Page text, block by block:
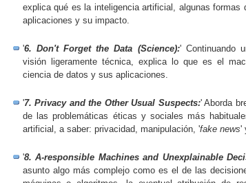
explica qué es la inteligencia artificial, algunas formas
aplicaciones y su impacto.
'6. Don't Forget the Data (Science):' Continuando
visión ligeramente técnica, explica lo que es el
ciencia de datos y sus aplicaciones.
'7. Privacy and the Other Usual Suspects:' Aborda
de las problemáticas éticas y sociales más
artificial, a saber: privacidad, manipulación, 'fake news'
'8. A-responsible Machines and Unexplainable
asunto algo más complejo como es el de las